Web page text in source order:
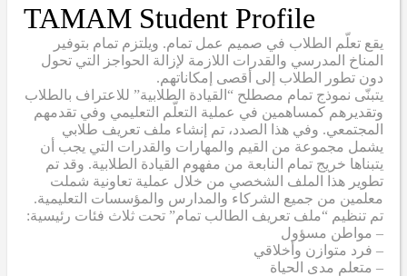
TAMAM Student Profile
يقع تعلّم الطلاب في صميم عمل تمام. ويلتزم تمام بتوفير
المناخ المدرسي والقدرات اللازمة لإزالة الحواجز التي تحول
دون تطور الطلاب إلى أقصى إمكاناتهم.
يتبنّى نموذج تمام مصطلح “القيادة الطلابية” للاعتراف بالطلاب
وتقديرهم كمساهمين في عملية التعلّم التعليمي وفي تقدمهم
المجتمعي. وفي هذا الصدد، تم إنشاء ملف تعريف طلابي
يشمل مجموعة من القيم والمهارات والقدرات التي يجب أن
يتبناها خريج تمام النابعة من مفهوم القيادة الطلابية. وقد تم
تطوير هذا الملف الشخصي من خلال عملية تعاونية شملت
معلمين من جميع الشركاء والمدارس والمؤسسات التعليمية.
تم تنظيم “ملف تعريف الطالب تمام” تحت ثلاث فئات رئيسية:
– مواطن مسؤول
– فرد متوازن وأخلاقي
– متعلم مدى الحياة